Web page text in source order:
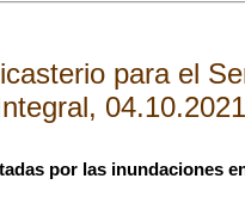
para el
04.10.2021
por las inundaciones